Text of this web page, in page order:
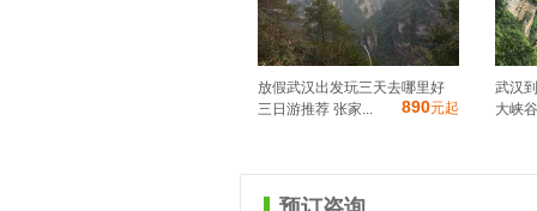
放假武汉出发玩三天去哪里好
三日游推荐 张家...
890元起
武汉
大峡